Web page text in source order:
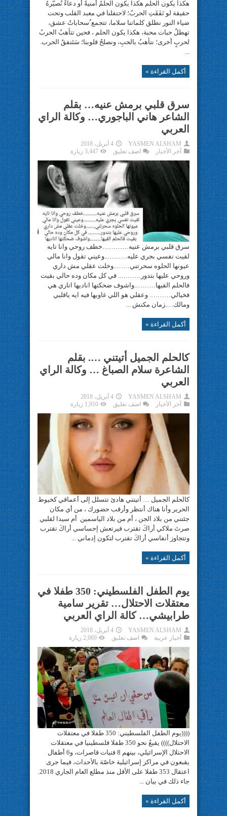
هكذا يكون الحلم هكذا يكون الحلمُ أمنيةً أو دعاءً نُصيّرهُ
حقيقة لو نَفَقَتِ الحربُ؛ لاحتفلنا في معبد القلب وتحت
ضياء النور نطلق كلماتنا سلاما، تتجمع ُسحاباتُ عشق،
تهطلُ حبات محبة، هكذا يكون الحلم ، فحين تتأهبُ الحربُ
لحربٍ أخرى؛ نتأهبُ بالحبِ، ونصلحُ قلوبنا؛ سَتَنفقُ الحرب.
...
أكمل القراءة »
سرق قلبي برمش عنيه… بقلم
الشاعر هاني الباجوري… وكالة الراي
العربي
YASMEN ALSHAM
4 أبريل، 2018
آخر الأخبار
اضف تعليق 3,447 زيارة
سرق قلبي برمش عنيه…………خطف روحي وانا تايه
لقيت نفسي بجري عليه………..وعيني تقول وانا مالي
عيونها الحلوه سحرتني……..وخلت عقلي مش داري
وروحي عليها بتدور……….. في كل مكان وده حالي بقيت
فالحلم القيها……….واشوف ضحكتها اناديها اتاري هي
فخيالي………. وعقلي هو اللي غاويها فيه ايه ياقلبي
ومالك….زمان مكنش ...
أكمل القراءة »
كالحلم الجميل أتيتني …. بقلم
الشاعرة سلام الصباغ … وكالة الراي
العربي
YASMEN ALSHAM
4 أبريل، 2018
آخر الأخبار
اضف تعليق 1,910 زيارة
كالحلم الجميل … أتيتني هادئ تتسلل إلى أعماقي كخيوط
الحرير وأنا هناك أنتظر وأرقب حضورك ، من أي مكان
جئتني من بلاد الجن ، أم من بلاد الياسمين أم سيدا لقلبي
صرتَ ملاكي أراكَ تقترب فيرتعش إحساسي أراكَ تقترب
وتتجاوز أنفاسي أراكَ تقترب لتكون إدماني ...
أكمل القراءة »
يوم الطفل الفلسطيني: 350 طفلا في
معتقلات الاحتلال… تقرير سامية
طرابيشي… كالة الراي العربي
YASMEN ALSHAM
4 أبريل، 2018
أخبار عربية
اضف تعليق 2,069 زيارة
((((يوم الطفل الفلسطيني: 350 طفلا في معتقلات
الاحتلال)))) يقبعُ نحو 350 طفلا فلسطينيا في معتقلات
الاحتلال الإسرائيلي، بينهم 8 فتيات قاصرات، و6 أطفال
يقبعون في مراكز إسرائيلية خاصّة بالأحداث، فيما جرى
اعتقال 353 طفلا على الأقل منذ مطلع العام الجاري 2018.
جاء ذلك في بيان ...
أكمل القراءة »